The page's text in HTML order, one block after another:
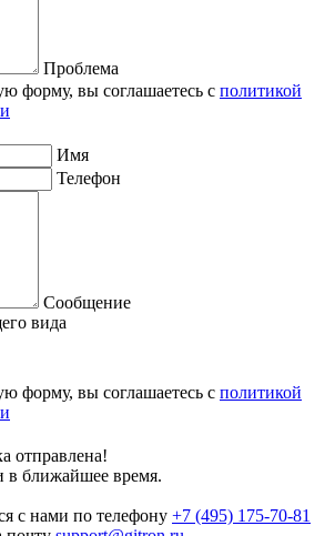
Проблема
форму, вы соглашаетесь с политикой
Имя
Телефон
Сообщение
вида
форму, вы соглашаетесь с политикой
отправлена!
ближайшее время.
с нами по телефону +7 (495) 175-70-81